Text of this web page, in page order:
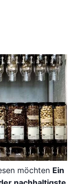
möchten Ein